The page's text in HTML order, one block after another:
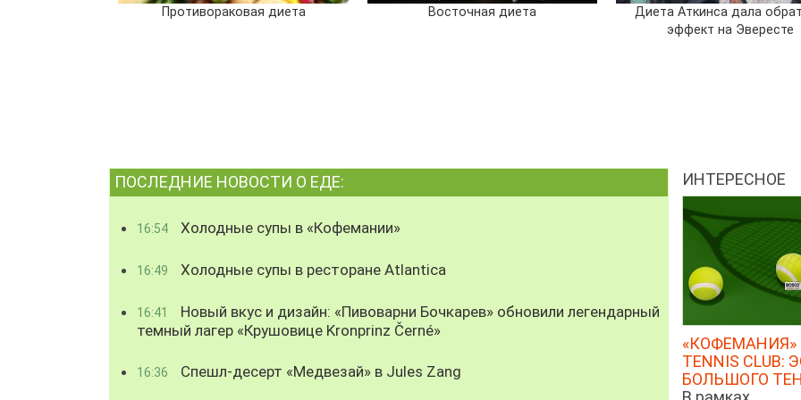
Противораковая диета Восточная диета
Диета Аткинса дала
эффект на Эвересте
ПОСЛЕДНИЕ НОВОСТИ О ЕДЕ:
16:54 Холодные супы в «Кофемании»
16:49 Холодные супы в ресторане Atlantica
16:41
Новый вкус и дизайн: «Пивоварни Бочкарев» обновили легендарный
темный лагер «Крушовице Kronprinz Černé»
16:36 Спешл-десерт «Медвезай» в Jules Zang
ИНТЕРЕСНОЕ
«КОФЕМАНИЯ»
TENNIS CLUB:
БОЛЬШОГО